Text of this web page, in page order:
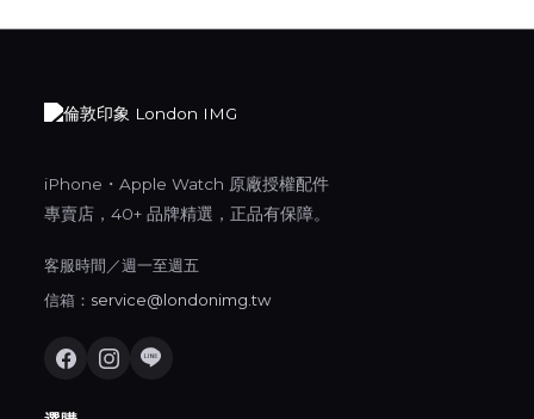
iPhone・Apple Watch 原廠授權配件
專賣店，40+ 品牌精選，正品有保障。
客服時間／週一至週五
信箱： service@londonimg.tw